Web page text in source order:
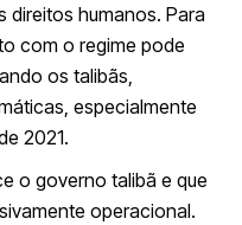
humanos. Para
com o regime pode
os talibãs,
especialmente
2021.
o governo talibã e que
operacional.